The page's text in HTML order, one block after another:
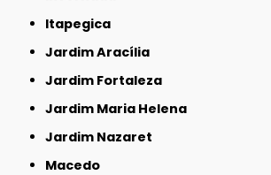
Itapegica
Jardim Aracília
Jardim Fortaleza
Jardim Maria Helena
Jardim Nazaret
Macedo